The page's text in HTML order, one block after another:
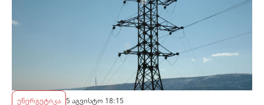
ენერგეტიკა 5 აგვისტო 18:15